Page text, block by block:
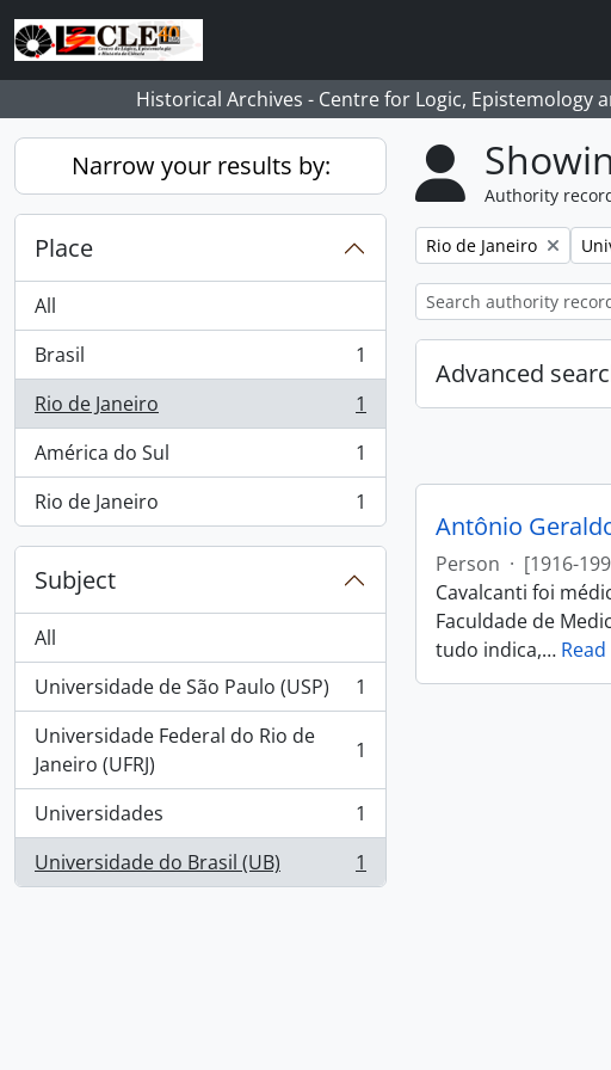
Skip to main content
Historical Archives - Centre for Logic, Epistemology
Narrow your results by:
Place
All
Brasil
, 1 results
1
Rio de Janeiro
, 1 results
1
América do Sul
, 1 results
1
Rio de Janeiro
, 1 results 1
Subject
All
Universidade de São Paulo (USP)
, 1 results
1
Universidade Federal do Rio de
Janeiro (UFRJ)
, 1 results 1
Universidades
, 1 results
1
Universidade do Brasil (UB)
, 1 results 1
Authority
Remove filter:
Rio de Janeiro
Advanced
Antônio
Person · [1916-
Cavalcanti foi
Faculdade de
tudo indica,…